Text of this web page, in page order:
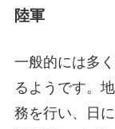
陸軍
一般的には多
るようです。
務を行い、日